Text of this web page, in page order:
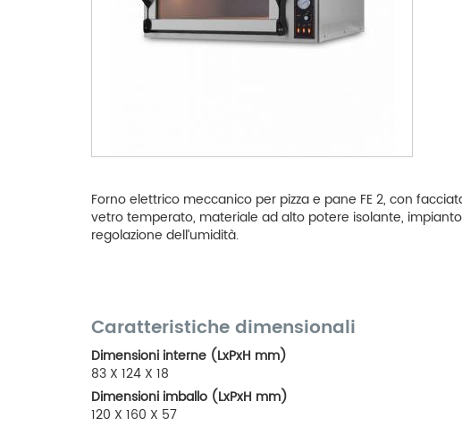
Sottovuoto
Forno elettrico meccanico per pizza e pane FE 2, con
vetro temperato, materiale ad alto potere isolante,
regolazione dell’umidità.
Caratteristiche dimensionali
Dimensioni interne (LxPxH mm)
83 X 124 X 18
Dimensioni imballo (LxPxH mm)
120 X 160 X 57